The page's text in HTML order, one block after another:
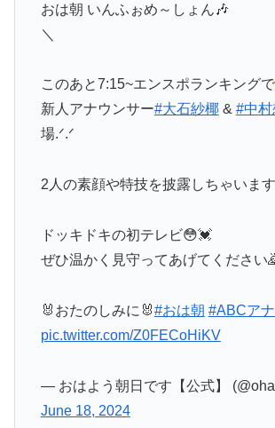
おは朝 いんふぉめ～しょん🎶
＼
このあと7:15~エンスポランキングで
新人アナウンサー#大石紗椰& #中村
場.ᐟ.ᐟ
2人の素顔や特技を披露しちゃいま
ドッキドキの初テレビ😳💓
ぜひ温かく見守ってあげてください
🐰おたのしみに🐰#おは朝 #ABCア
pic.twitter.com/Z0FECoHiKV
— おはよう朝日です【公式】
June 18, 2024